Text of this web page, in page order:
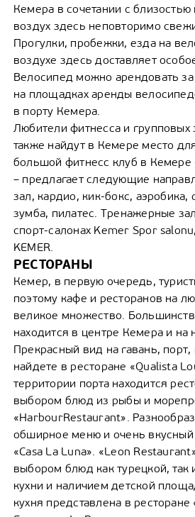
Кемера в сочетании с
воздух здесь неповторимо
Прогулки, пробежки, езда на
воздухе здесь доставляет
Велосипед можно арендовать
на площадках аренды
в порту Кемера.
Любители фитнесса и групповых
также найдут в Кемере место
большой фитнесс клуб в Кемере
– предлагает следующие
зал, кардио, кик-бокс, аэробика,
зумба, пилатес. Тренажерные
спорт-салонах Kemer Spor
KEMER.
РЕСТОРАНЫ
Кемер, в первую очередь,
поэтому кафе и ресторанов на
великое множество.
находится в центре Кемера и на
Прекрасный вид на гавань,
найдете в ресторане «Qualista
территории порта находится
выбором блюд из рыбы и
«HarbourRestaurant».
обширное меню и очень вкусный
«Casa La Luna». «Leon
выбором блюд как турецкой, так
кухни и наличием детской
кухня представлена в ресторане